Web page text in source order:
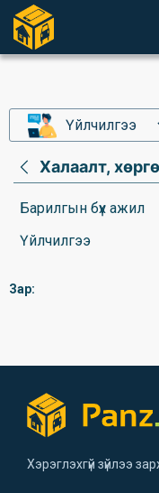
Үйлчилгээ
Халаалт,
Барилгын бүх ажил
Үйлчилгээ
Зар:
Хэрэглэхгүй зүйлээ